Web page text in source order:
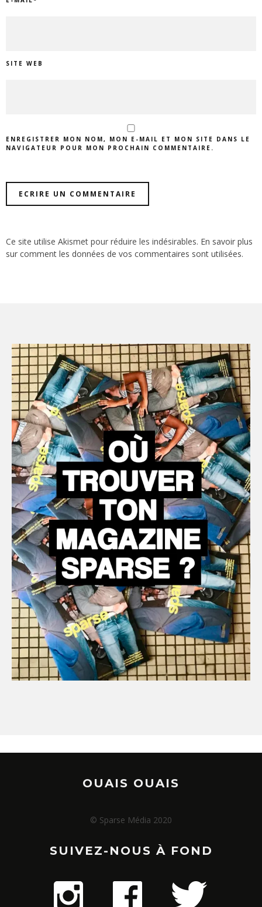
SITE WEB
ENREGISTRER MON NOM, MON E-MAIL ET MON SITE DANS LE
NAVIGATEUR POUR MON PROCHAIN COMMENTAIRE.
Ce site utilise Akismet pour réduire les indésirables. En savoir plus
sur comment les données de vos commentaires sont utilisées.
OUAIS OUAIS
© Sparse Média 2020
SUIVEZ-NOUS À FOND